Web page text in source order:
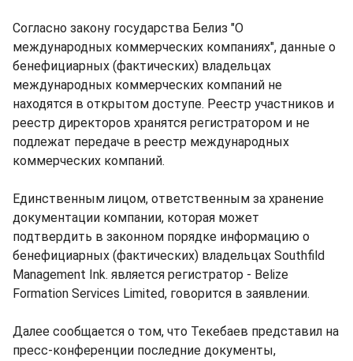
Согласно закону государства Белиз "О
международных коммерческих компаниях", данные о
бенефициарных (фактических) владельцах
международных коммерческих компаний не
находятся в открытом доступе. Реестр участников и
реестр директоров хранятся регистратором и не
подлежат передаче в реестр международных
коммерческих компаний.
Единственным лицом, ответственным за хранение
документации компании, которая может
подтвердить в законном порядке информацию о
бенефициарных (фактических) владельцах Southfild
Management Ink. является регистратор - Belize
Formation Services Limited, говорится в заявлении.
Далее сообщается о том, что Текебаев представил на
пресс-конференции последние документы,